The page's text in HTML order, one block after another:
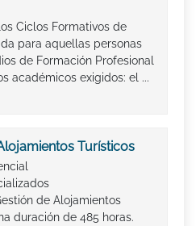
Ciclos Formativos de
para aquellas personas
de Formación Profesional
académicos exigidos: el ...
Turísticos
de Alojamientos
duración de 485 horas.